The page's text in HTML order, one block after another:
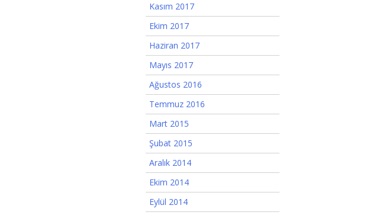
Kasım 2017
Ekim 2017
Haziran 2017
Mayıs 2017
Ağustos 2016
Temmuz 2016
Mart 2015
Şubat 2015
Aralık 2014
Ekim 2014
Eylül 2014